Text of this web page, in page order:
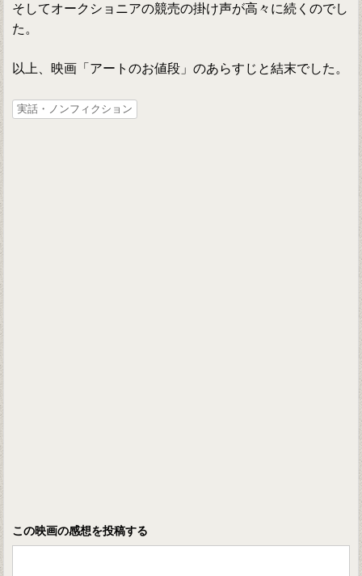
そしてオークショニアの競売の掛け声が高々に続くのでし
た。
以上、映画「アートのお値段」のあらすじと結末でした。
実話・ノンフィクション
この映画の感想を投稿する